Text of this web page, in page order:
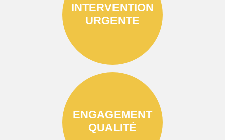
INTERVENTION
URGENTE
ENGAGEMENT
QUALITÉ